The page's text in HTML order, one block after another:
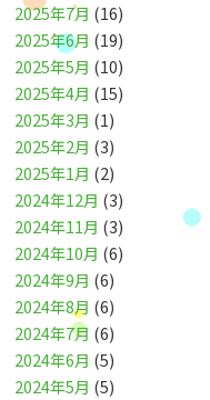
2025年7月 (16)
2025年6月 (19)
2025年5月 (10)
2025年4月 (15)
2025年3月 (1)
2025年2月 (3)
2025年1月 (2)
2024年12月 (3)
2024年11月 (3)
2024年10月 (6)
2024年9月 (6)
2024年8月 (6)
2024年7月 (6)
2024年6月 (5)
2024年5月 (5)